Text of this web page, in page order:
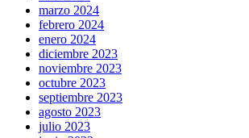
marzo 2024
febrero 2024
enero 2024
diciembre 2023
noviembre 2023
octubre 2023
septiembre 2023
agosto 2023
julio 2023